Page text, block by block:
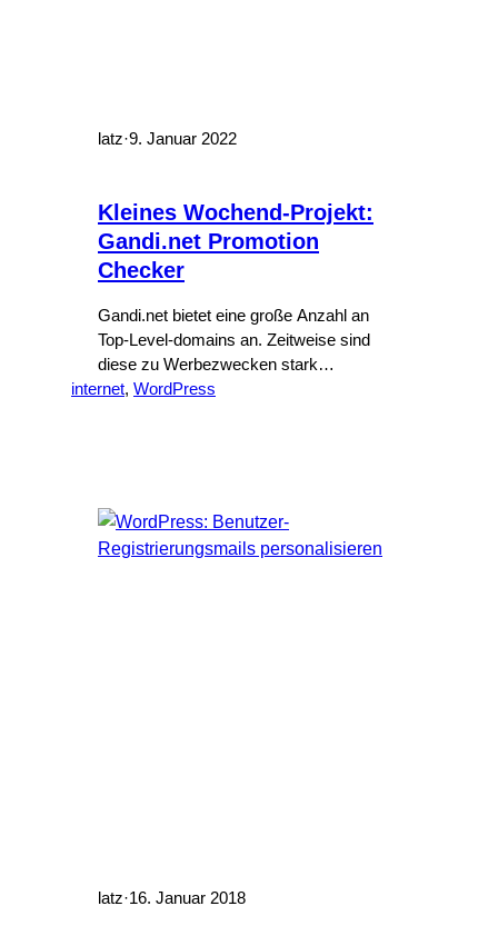
latz·9. Januar 2022
Kleines Wochend-Projekt:
Gandi.net Promotion
Checker
Gandi.net bietet eine große Anzahl an
Top-Level-domains an. Zeitweise sind
diese zu Werbezwecken stark
vergünstigt. Die Webseite macht es
aktuell beworbenen Domains erstellen.
(Foto von Claudio Schwarz auf Unsplash)
internet, WordPress
latz·16. Januar 2018